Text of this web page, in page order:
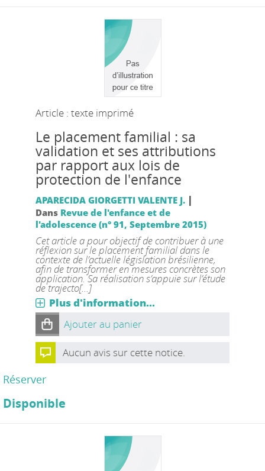
Article : texte imprimé
Le placement familial : sa
validation et ses attributions
par rapport aux lois de
protection de l'enfance
APARECIDA GIORGETTI VALENTE J. |
Dans Revue de l'enfance et de
l'adolescence (n° 91, Septembre 2015)
Cet article a pour objectif de contribuer à une
réflexion sur le placement familial dans le
contexte de l’actuelle législation brésilienne,
afin de transformer en mesures concrètes son
application. Sa réalisation s’appuie sur l’étude
de trajecto[...]
Plus d'information...
Ajouter au panier
Aucun avis sur cette notice.
Réserver
Disponible